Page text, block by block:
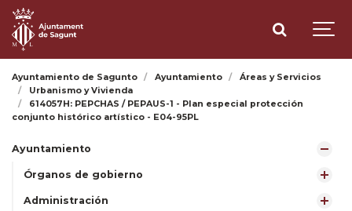
Ayuntamiento de Sagunto Ayuntamiento
Áreas y Servicios
Urbanismo y Vivienda
614057H: PEPCHAS / PEPAUS-1 - Plan especial protección
conjunto histórico artístico - E04-95PL
Ayuntamiento
Órganos de gobierno
Administración